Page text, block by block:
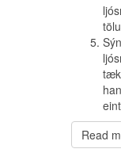
Read
Þessi
þann
sem
Þessi
þá
sem
Líkami,